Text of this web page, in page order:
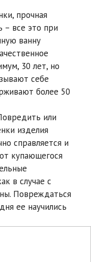
прочная
– все это при
ванну
30 лет, но
себе
более 50
или
изделия
справляется и
купающегося
в случае с
Повреждаться
ее научились